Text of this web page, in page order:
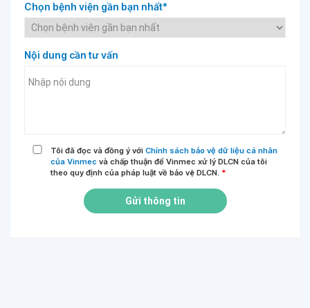
Chọn bệnh viện gần bạn nhất*
Nội dung cần tư vấn
Tôi đã đọc và đồng ý với Chính sách bảo vệ dữ liệu cá nhân
của Vinmec và chấp thuận để Vinmec xử lý DLCN của tôi
theo quy định của pháp luật về bảo vệ DLCN. *
Gửi thông tin